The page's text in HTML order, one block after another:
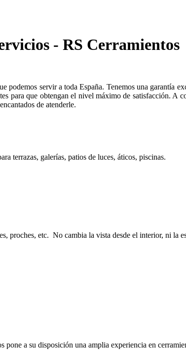
- RS Cerramientos
podemos servir a toda España. Tenemos una garantía
para que obtengan el nivel máximo de satisfacción.
de atenderle.
terrazas, galerías, patios de luces, áticos, piscinas.
proches, etc. No cambia la vista desde el interior, ni la
a su disposición una amplia experiencia en